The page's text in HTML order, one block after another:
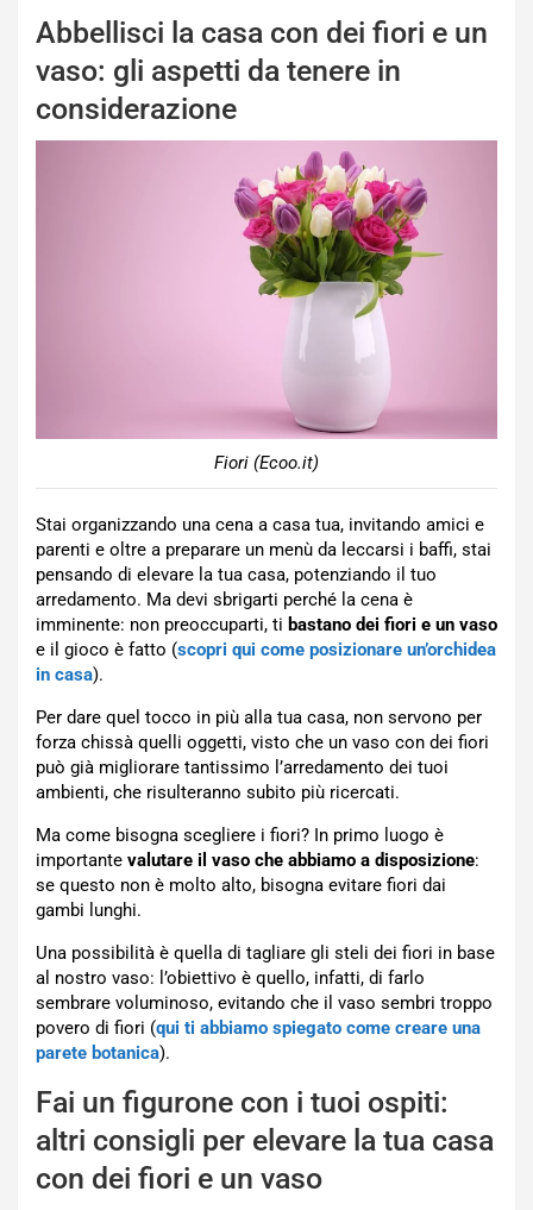
Abbellisci la casa con dei fiori e un
vaso: gli aspetti da tenere in
considerazione
Fiori (Ecoo.it)
Stai organizzando una cena a casa tua, invitando amici e
parenti e oltre a preparare un menù da leccarsi i baffi, stai
pensando di elevare la tua casa, potenziando il tuo
arredamento. Ma devi sbrigarti perché la cena è
imminente: non preoccuparti, ti bastano dei fiori e un vaso
e il gioco è fatto (scopri qui come posizionare un’orchidea
in casa).
Per dare quel tocco in più alla tua casa, non servono per
forza chissà quelli oggetti, visto che un vaso con dei fiori
può già migliorare tantissimo l’arredamento dei tuoi
ambienti, che risulteranno subito più ricercati.
Ma come bisogna scegliere i fiori? In primo luogo è
importante valutare il vaso che abbiamo a disposizione:
se questo non è molto alto, bisogna evitare fiori dai
gambi lunghi.
Una possibilità è quella di tagliare gli steli dei fiori in base
al nostro vaso: l’obiettivo è quello, infatti, di farlo
sembrare voluminoso, evitando che il vaso sembri troppo
povero di fiori (qui ti abbiamo spiegato come creare una
parete botanica).
Fai un figurone con i tuoi ospiti:
altri consigli per elevare la tua casa
con dei fiori e un vaso